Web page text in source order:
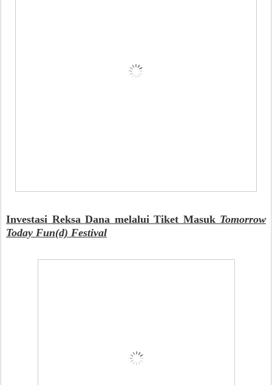
Investasi Reksa Dana melalui Tiket Masuk Tomorrow
Today Fun(d) Festival